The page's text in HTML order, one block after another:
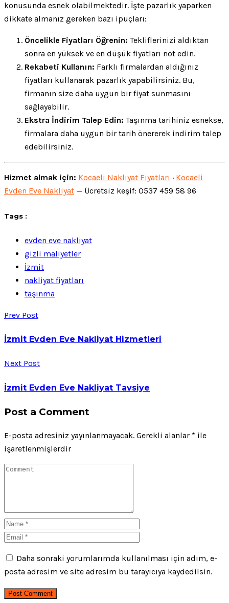
konusunda esnek olabilmektedir. İşte pazarlık yaparken
dikkate almanız gereken bazı ipuçları:
Öncelikle Fiyatları Öğrenin: Tekliflerinizi aldıktan
sonra en yüksek ve en düşük fiyatları not edin.
Rekabeti Kullanın: Farklı firmalardan aldığınız
fiyatları kullanarak pazarlık yapabilirsiniz. Bu,
firmanın size daha uygun bir fiyat sunmasını
sağlayabilir.
Ekstra İndirim Talep Edin: Taşınma tarihiniz esnekse,
firmalara daha uygun bir tarih önererek indirim talep
edebilirsiniz.
Hizmet almak için: Kocaeli Nakliyat Fiyatları · Kocaeli
Evden Eve Nakliyat — Ücretsiz keşif: 0537 459 58 96
Tags :
evden eve nakliyat
gizli maliyetler
İzmit
nakliyat fiyatları
taşınma
Prev Post
İzmit Evden Eve Nakliyat Hizmetleri
Next Post
İzmit Evden Eve Nakliyat Tavsiye
Post a Comment
E-posta adresiniz yayınlanmayacak. Gerekli alanlar * ile
işaretlenmişlerdir
Daha sonraki yorumlarımda kullanılması için adım, e-
posta adresim ve site adresim bu tarayıcıya kaydedilsin.
Post Comment